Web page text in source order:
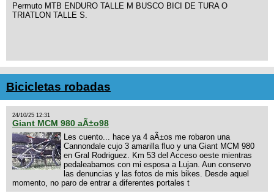
Permuto MTB ENDURO TALLE M BUSCO BICI DE TURA O
TRIATLON TALLE S.
Bicicletas robadas
24/10/25 12:31
Giant MCM 980 aÃ±o98
Les cuento... hace ya 4 aÃ±os me robaron una
Cannondale cujo 3 amarilla fluo y una Giant MCM 980
en Gral Rodriguez. Km 53 del Acceso oeste mientras
pedaleabamos con mi esposa a Lujan. Aun conservo
las denuncias y las fotos de mis bikes. Desde aquel
momento, no paro de entrar a diferentes portales t